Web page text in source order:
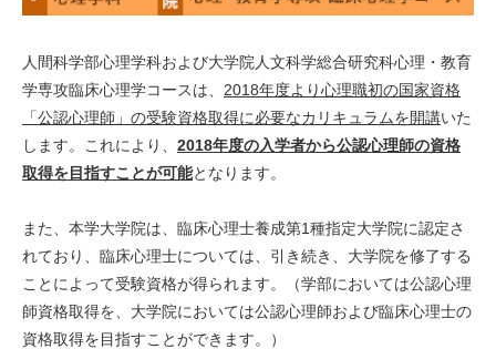
人間科学部心理学科および大学院人文科学総合研究科心理・教育
学専攻臨床心理学コースは、 2018年度より心理職初の国家資格
「公認心理師」の受験資格取得に必要なカリキュラムを開講いた
します。これにより、 2018年度の入学者から公認心理師の資格
取得を目指すことが可能となります。
また、本学大学院は、臨床心理士養成第1種指定大学院に認定さ
れており、臨床心理士については、引き続き、大学院を修了する
ことによって受験資格が得られます。（学部においては公認心理
師資格取得を、大学院においては公認心理師および臨床心理士の
資格取得を目指すことができます。）